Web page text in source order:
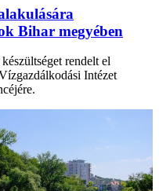
Bihar megyében
rendelt el
Intézet